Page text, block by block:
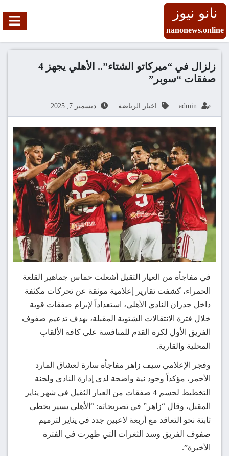
نانو نيوز
nanonews.online
زلزال في “ميركاتو الشتاء”.. الأهلي يجهز 4
صفقات “سوبر”
admin اخبار الرياضة ديسمبر 7, 2025
في مفاجأة من العيار الثقيل أشعلت حماس جماهير القلعة
الحمراء، كشفت تقارير إعلامية موثقة عن تحركات مكثفة
داخل جدران النادي الأهلي، استعداداً لإبرام صفقات قوية
خلال فترة الانتقالات الشتوية المقبلة، بهدف تدعيم صفوف
الفريق الأول لكرة القدم للمنافسة على كافة الألقاب
المحلية والقارية.
وفجر الإعلامي سيف زاهر مفاجأة سارة لعشاق المارد
الأحمر، مؤكداً وجود نية واضحة لدى إدارة النادي ولجنة
التخطيط لحسم 4 صفقات من العيار الثقيل في شهر يناير
المقبل، وقال “زاهر” في تصريحاته: “الأهلي يسير بخطى
ثابتة نحو التعاقد مع أربعة لاعبين جدد في يناير لترميم
صفوف الفريق وسد الثغرات التي ظهرت في الفترة
الأخيرة”.